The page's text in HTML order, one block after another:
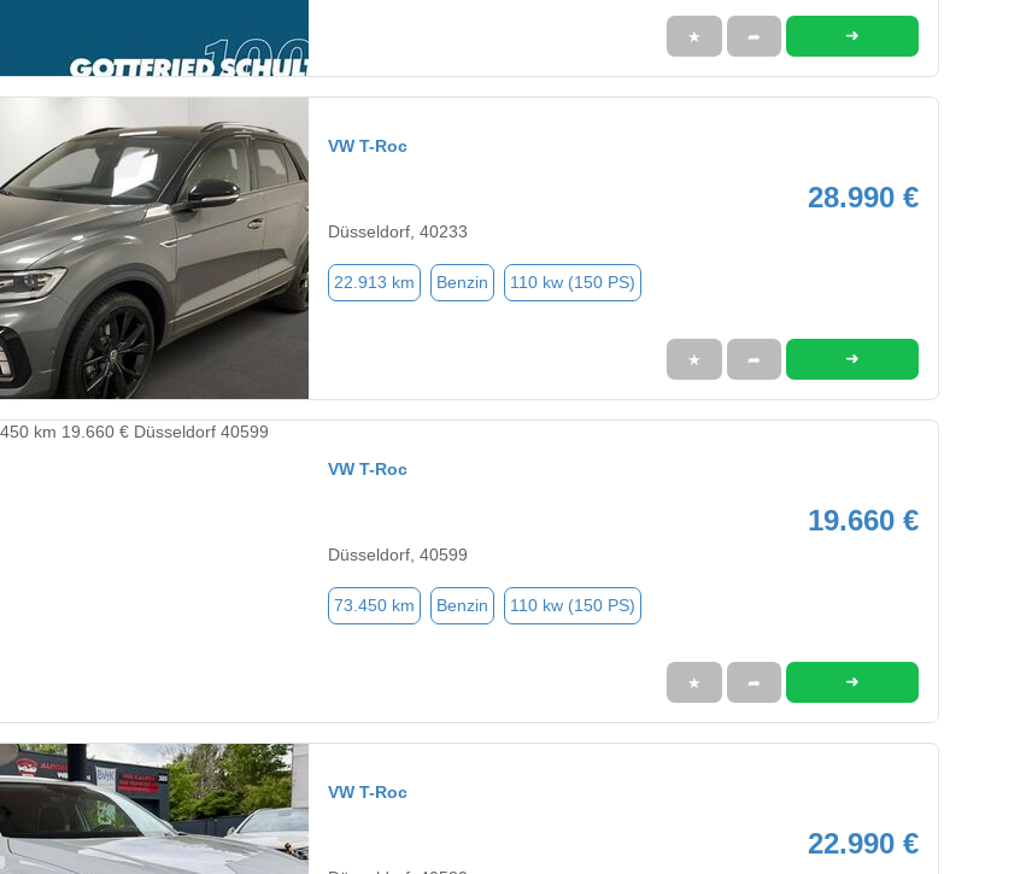
★ ➦ ➜
VW T-Roc
28.990 €
Düsseldorf, 40233
22.913 km Benzin 110 kw (150 PS)
★ ➦ ➜
VW T-Roc
19.660 €
Düsseldorf, 40599
73.450 km Benzin 110 kw (150 PS)
★ ➦ ➜
VW T-Roc
22.990 €